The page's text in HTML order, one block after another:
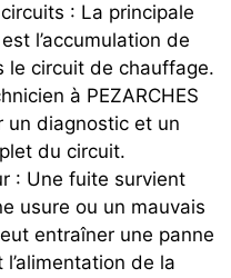
: La principale
l’accumulation de
le circuit de chauffage.
à PEZARCHES
un diagnostic et un
du circuit.
: Une fuite survient
usure ou un mauvais
entraîner une panne
de la